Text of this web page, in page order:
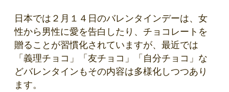
日本では２月１４日のバレンタインデーは、女
性から男性に愛を告白したり、チョコレートを
贈ることが習慣化されていますが、最近では
「義理チョコ」「友チョコ」「自分チョコ」な
どバレンタインもその内容は多様化しつつあり
ます。